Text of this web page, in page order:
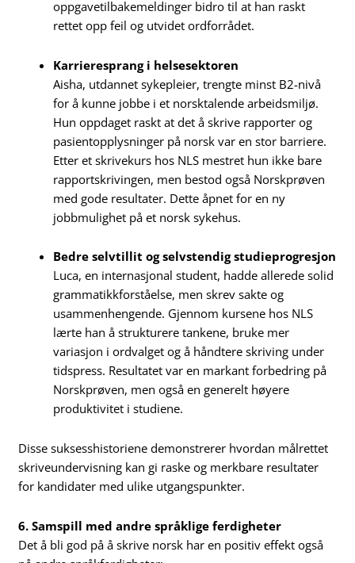
oppgavetilbakemeldinger bidro til at han raskt
rettet opp feil og utvidet ordforrådet.
Karrieresprang i helsesektoren
Aisha, utdannet sykepleier, trengte minst B2-nivå
for å kunne jobbe i et norsktalende arbeidsmiljø.
Hun oppdaget raskt at det å skrive rapporter og
pasientopplysninger på norsk var en stor barriere.
Etter et skrivekurs hos NLS mestret hun ikke bare
rapportskrivingen, men bestod også Norskprøven
med gode resultater. Dette åpnet for en ny
jobbmulighet på et norsk sykehus.
Bedre selvtillit og selvstendig studieprogresjon
Luca, en internasjonal student, hadde allerede solid
grammatikkforståelse, men skrev sakte og
usammenhengende. Gjennom kursene hos NLS
lærte han å strukturere tankene, bruke mer
variasjon i ordvalget og å håndtere skriving under
tidspress. Resultatet var en markant forbedring på
Norskprøven, men også en generelt høyere
produktivitet i studiene.
Disse suksesshistoriene demonstrerer hvordan målrettet
skriveundervisning kan gi raske og merkbare resultater
for kandidater med ulike utgangspunkter.
6. Samspill med andre språklige ferdigheter
Det å bli god på å skrive norsk har en positiv effekt også